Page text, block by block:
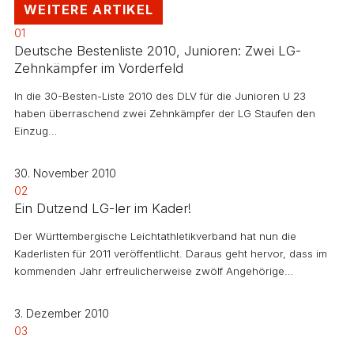
WEITERE ARTIKEL
01
Deutsche Bestenliste 2010, Junioren: Zwei LG-
Zehnkämpfer im Vorderfeld
In die 30-Besten-Liste 2010 des DLV für die Junioren U 23
haben überraschend zwei Zehnkämpfer der LG Staufen den
Einzug…
30. November 2010
02
Ein Dutzend LG-ler im Kader!
Der Württembergische Leichtathletikverband hat nun die
Kaderlisten für 2011 veröffentlicht. Daraus geht hervor, dass im
kommenden Jahr erfreulicherweise zwölf Angehörige…
3. Dezember 2010
03